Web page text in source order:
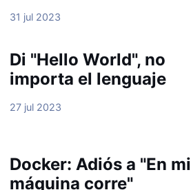
31 jul 2023
Di "Hello World", no
importa el lenguaje
27 jul 2023
Docker: Adiós a "En mi
máquina corre"